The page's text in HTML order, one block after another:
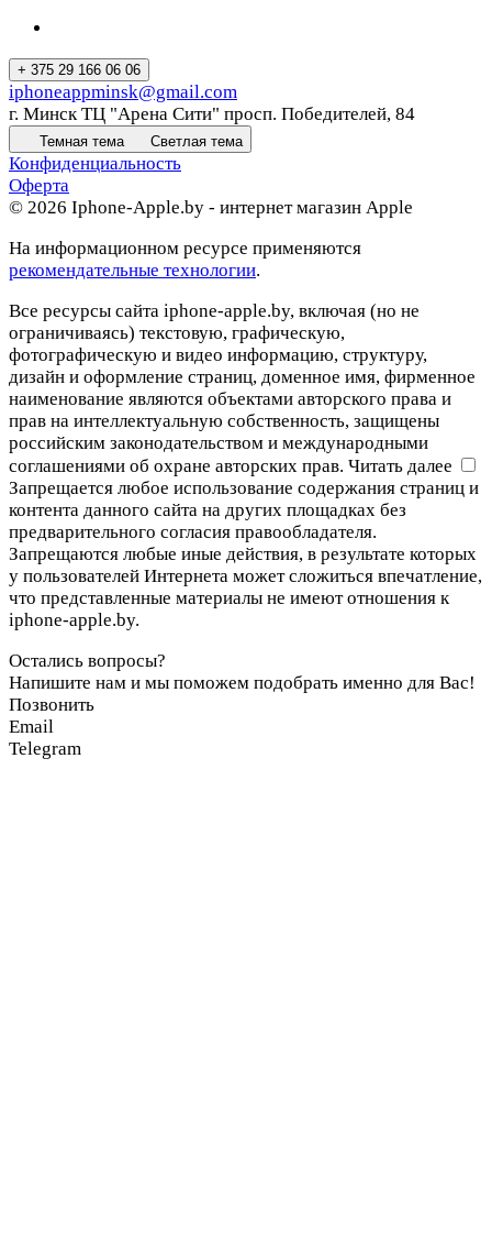
+ 375 29 166 06 06
iphoneappminsk@gmail.com
г. Минск ТЦ "Арена Сити" просп. Победителей, 84
Темная тема Светлая тема
Конфиденциальность
Оферта
© 2026 Iphone-Apple.by - интернет магазин Apple
На информационном ресурсе применяются
рекомендательные технологии.
Все ресурсы сайта iphone-apple.by, включая (но не
ограничиваясь) текстовую, графическую,
фотографическую и видео информацию, структуру,
дизайн и оформление страниц, доменное имя, фирменное
наименование являются объектами авторского права и
прав на интеллектуальную собственность, защищены
российским законодательством и международными
соглашениями об охране авторских прав. Читать далее
Запрещается любое использование содержания страниц и
контента данного сайта на других площадках без
предварительного согласия правообладателя.
Запрещаются любые иные действия, в результате которых
у пользователей Интернета может сложиться впечатление,
что представленные материалы не имеют отношения к
iphone-apple.by.
Остались вопросы?
Напишите нам и мы поможем подобрать именно для Вас!
Позвонить
Email
Telegram